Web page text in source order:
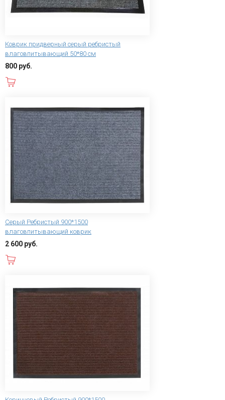
Коврик придверный серый ребристый
влаговпитывающий 50*80 см
800 руб.
Серый Ребристый 900*1500
влаговпитывающий коврик
2 600 руб.